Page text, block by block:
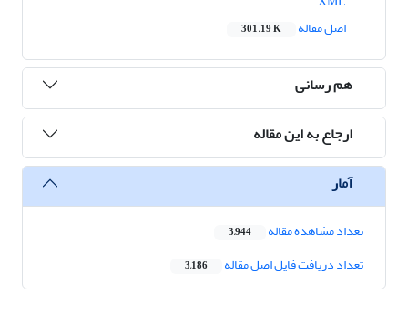
اصل مقاله
301.19 K
هم رسانی
ارجاع به این مقاله
آمار
تعداد مشاهده مقاله 3,944
تعداد دریافت فایل اصل مقاله 3,186